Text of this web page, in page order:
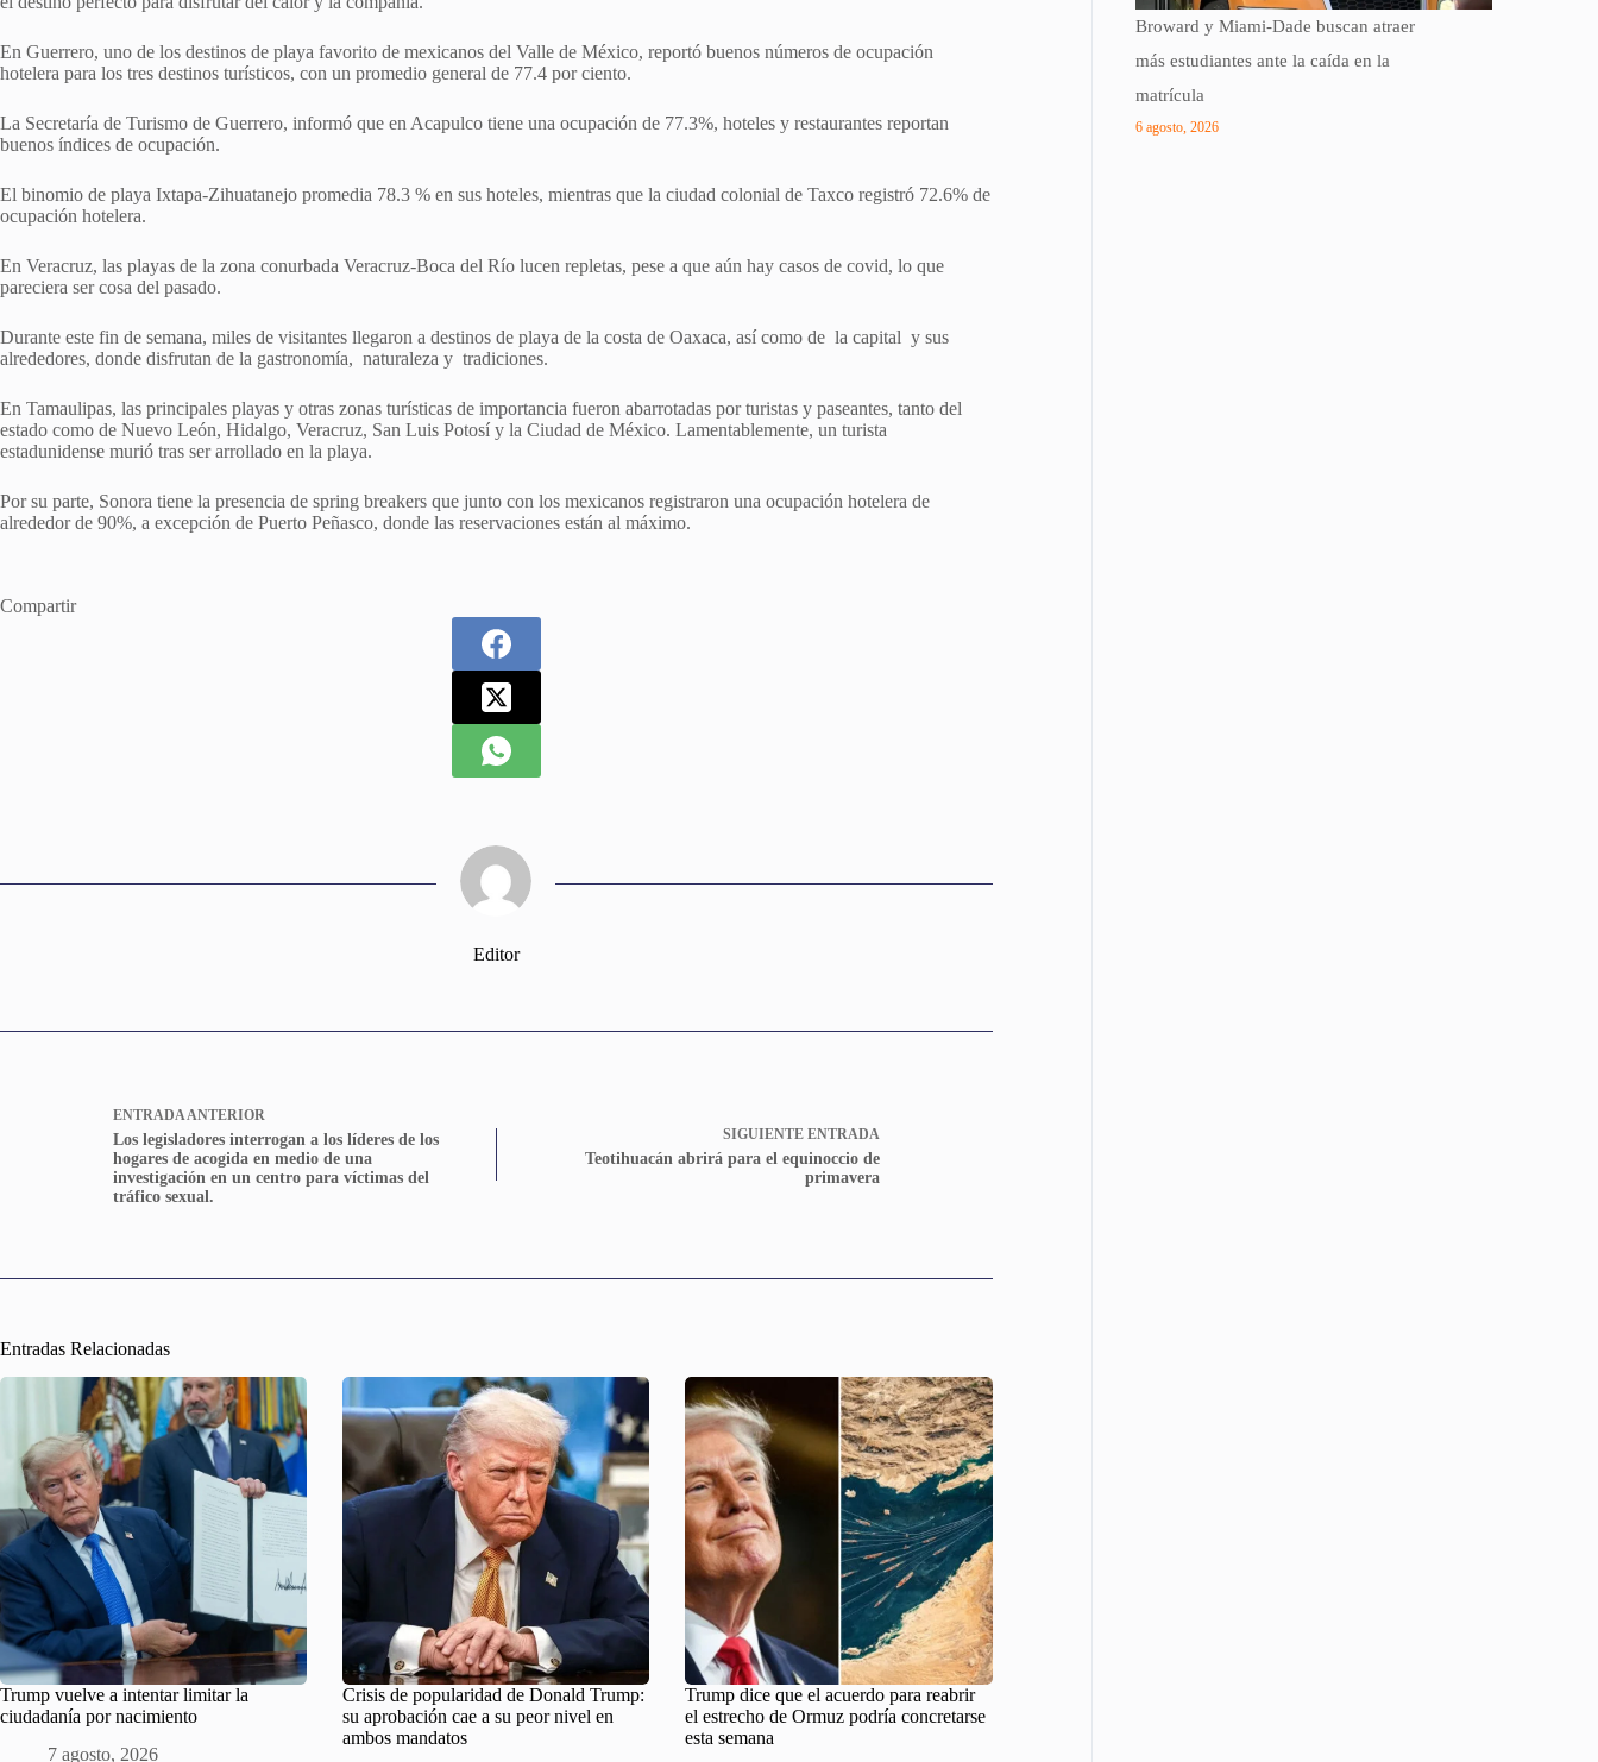
En Guerrero, uno de los destinos de playa favorito de mexicanos del Valle de México, reportó buenos números de ocupación
hotelera para los tres destinos turísticos, con un promedio general de 77.4 por ciento.
La Secretaría de Turismo de Guerrero, informó que en Acapulco tiene una ocupación de 77.3%, hoteles y restaurantes reportan
buenos índices de ocupación.
El binomio de playa Ixtapa-Zihuatanejo promedia 78.3 % en sus hoteles, mientras que la ciudad colonial de Taxco registró 72.6% de
ocupación hotelera.
En Veracruz, las playas de la zona conurbada Veracruz-Boca del Río lucen repletas, pese a que aún hay casos de covid, lo que
pareciera ser cosa del pasado.
Durante este fin de semana, miles de visitantes llegaron a destinos de playa de la costa de Oaxaca, así como de la capital y sus
alrededores, donde disfrutan de la gastronomía, naturaleza y tradiciones.
En Tamaulipas, las principales playas y otras zonas turísticas de importancia fueron abarrotadas por turistas y paseantes, tanto del
estado como de Nuevo León, Hidalgo, Veracruz, San Luis Potosí y la Ciudad de México. Lamentablemente, un turista
estadunidense murió tras ser arrollado en la playa.
Por su parte, Sonora tiene la presencia de spring breakers que junto con los mexicanos registraron una ocupación hotelera de
alrededor de 90%, a excepción de Puerto Peñasco, donde las reservaciones están al máximo.
Compartir
Editor
ENTRADA ANTERIOR
Los legisladores interrogan a los líderes de los
hogares de acogida en medio de una
investigación en un centro para víctimas del
tráfico sexual.
SIGUIENTE ENTRADA
Teotihuacán abrirá para el equinoccio de
primavera
Entradas Relacionadas
Trump vuelve a intentar limitar la
ciudadanía por nacimiento
7 agosto, 2026
Crisis de popularidad de Donald Trump:
su aprobación cae a su peor nivel en
ambos mandatos
Trump dice que el acuerdo para reabrir
el estrecho de Ormuz podría concretarse
esta semana
Broward y Miami-Dade buscan atraer
más estudiantes ante la caída en la
matrícula
6 agosto, 2026